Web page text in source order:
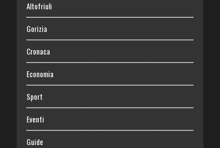
Altofriuli
Gorizia
Cronaca
Economia
Sport
Eventi
Guide